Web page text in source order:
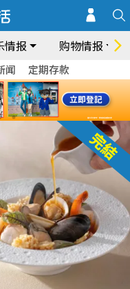
情报 购物情报
闻 定期存款